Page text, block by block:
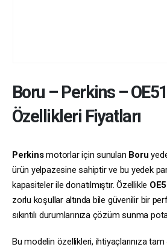
Boru – Perkins–
Özellikleri Fiyatları
Perkinsmotorlar için sunulan Boru
ürün yelpazesine sahiptir ve bu yedek
kapasiteler ile donatılmıştır. Özellikle
zorlu koşullar altında bile güvenilir bir
sıkıntılı durumlarınıza çözüm sunma
Bu modelin özellikleri, ihtiyaçlarınıza